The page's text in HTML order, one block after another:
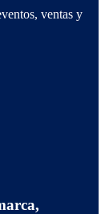
ventas y